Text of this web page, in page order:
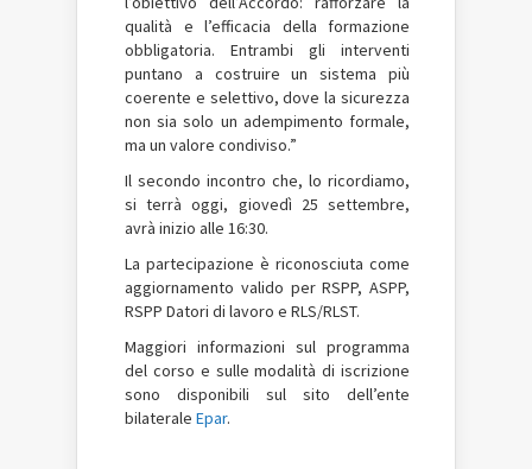
qualità e l’efficacia della formazione
obbligatoria. Entrambi gli interventi
puntano a costruire un sistema più
coerente e selettivo, dove la sicurezza
non sia solo un adempimento formale,
ma un valore condiviso.”
Il secondo incontro che, lo ricordiamo,
si terrà oggi, giovedì 25 settembre,
avrà inizio alle 16:30.
La partecipazione è riconosciuta come
aggiornamento valido per RSPP, ASPP,
RSPP Datori di lavoro e RLS/RLST.
Maggiori informazioni sul programma
del corso e sulle modalità di iscrizione
sono disponibili sul sito dell’ente
bilaterale Epar.